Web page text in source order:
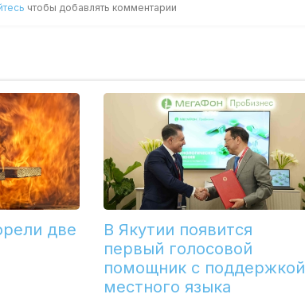
чтобы добавлять комментарии
две
В Якутии появится
первый голосовой
помощник с поддержкой
местного языка